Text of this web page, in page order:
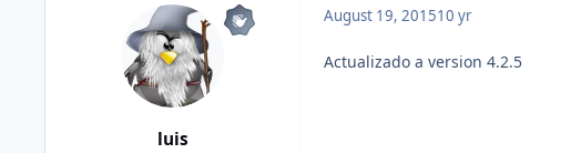
luis
August 19, 201510 yr
Actualizado a version 4.2.5